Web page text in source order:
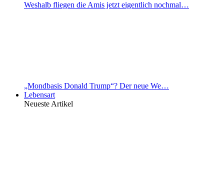
Weshalb fliegen die Amis jetzt eigentlich nochmal…
„Mondbasis Donald Trump“? Der neue We…
Lebensart
Neueste Artikel